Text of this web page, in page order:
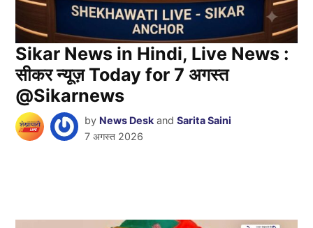
Sikar News in Hindi, Live News :
सीकर न्यूज़ Today for 7 अगस्त
@Sikarnews
by News Desk andSarita Saini
7 अगस्त 2026